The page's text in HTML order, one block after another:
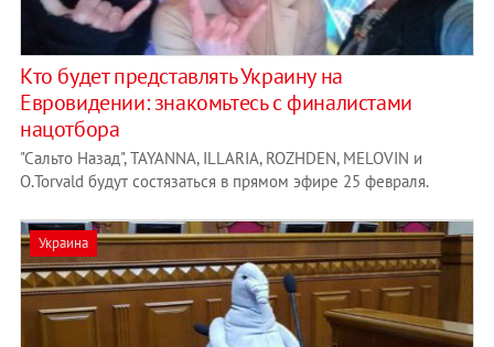
Кто будет представлять Украину на
Евровидении: знакомьтесь с финалистами
нацотбора
"Сальто Назад", TAYANNA, ILLARIA, ROZHDEN, MELOVIN и
O.Torvald будут состязаться в прямом эфире 25 февраля.
Украина